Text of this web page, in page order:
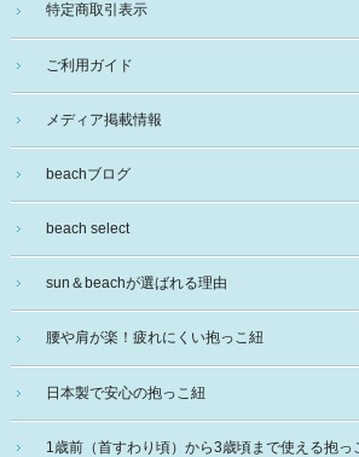
特定商取引表示
ご利用ガイド
メディア掲載情報
beachブログ
beach select
sun＆beachが選ばれる理由
腰や肩が楽！疲れにくい抱っこ紐
日本製で安心の抱っこ紐
1歳前（首すわり頃）から3歳頃まで使える抱っ